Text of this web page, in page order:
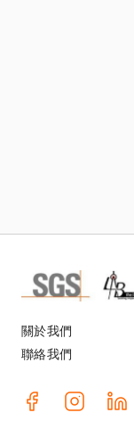
關於我們
聯絡我們